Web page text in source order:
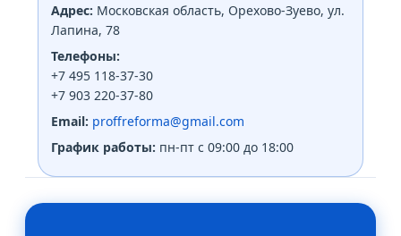
Адрес: Московская область, Орехово-Зуево, ул.
Лапина, 78
Телефоны:
+7 495 118-37-30
+7 903 220-37-80
Email: proffreforma@gmail.com
График работы: пн-пт с 09:00 до 18:00